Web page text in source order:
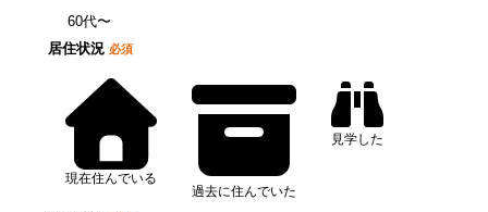
60代〜
居住状況 必須
現在住んでいる
過去に住んでいた
見学した